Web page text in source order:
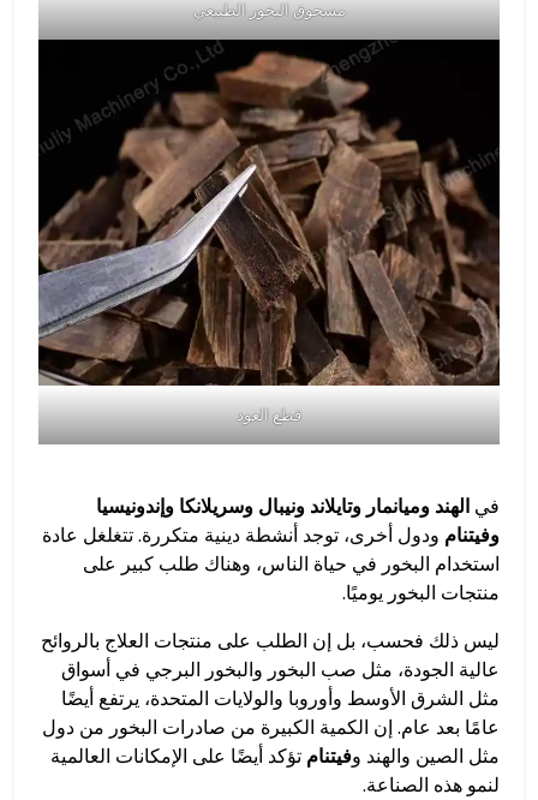
مسحوق البخور الطبيعي
قطع العود
في الهند وميانمار وتايلاند ونيبال وسريلانكا وإندونيسيا
وفيتنام ودول أخرى، توجد أنشطة دينية متكررة. تتغلغل عادة
استخدام البخور في حياة الناس، وهناك طلب كبير على
منتجات البخور يوميًا.
ليس ذلك فحسب، بل إن الطلب على منتجات العلاج بالروائح
عالية الجودة، مثل صب البخور والبخور البرجي في أسواق
مثل الشرق الأوسط وأوروبا والولايات المتحدة، يرتفع أيضًا
عامًا بعد عام. إن الكمية الكبيرة من صادرات البخور من دول
مثل الصين والهند وفيتنام تؤكد أيضًا على الإمكانات العالمية
لنمو هذه الصناعة.